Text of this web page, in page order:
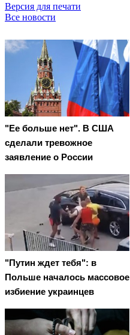
Версия для печати
Все новости
"Ее больше нет". В США
сделали тревожное
заявление о России
"Путин ждет тебя": в
Польше началось массовое
избиение украинцев